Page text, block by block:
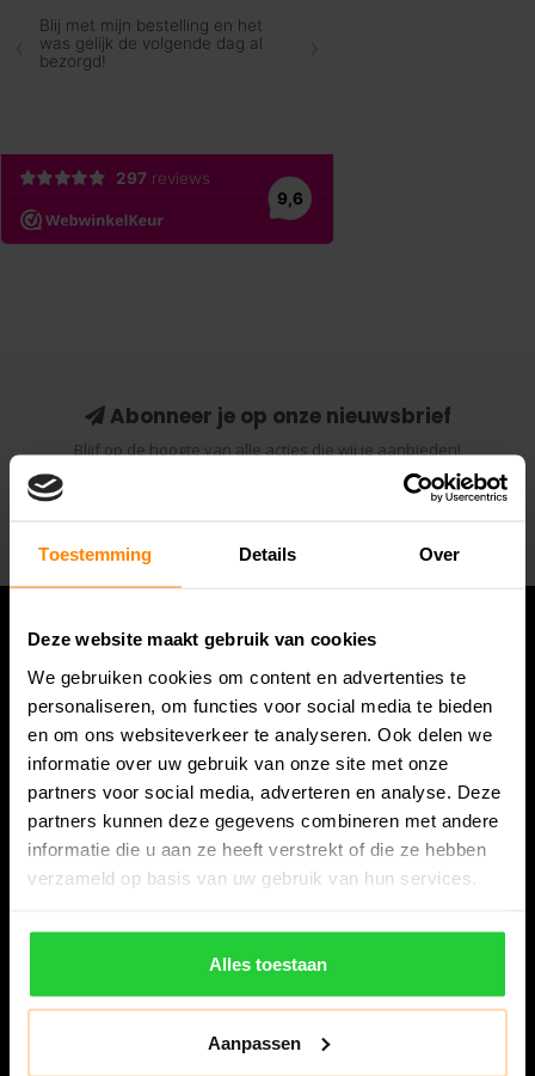
Toestemming Details Over
Deze website maakt gebruik van cookies
We gebruiken cookies om content en advertenties te
personaliseren, om functies voor social media te bieden
en om ons websiteverkeer te analyseren. Ook delen we
informatie over uw gebruik van onze site met onze
partners voor social media, adverteren en analyse. Deze
partners kunnen deze gegevens combineren met andere
informatie die u aan ze heeft verstrekt of die ze hebben
verzameld op basis van uw gebruik van hun services.
Alles toestaan
Aanpassen
Abonneer je op onze nieuwsbrief
Blijf op de hoogte van alle acties die wij je aanbieden!
Abonneer
Bespanracket.nl is dé racketspecialist van Lelystad en
omstreken.
Snijdersstraat 6
8224 AA Lelystad
Nederland
06-57276080